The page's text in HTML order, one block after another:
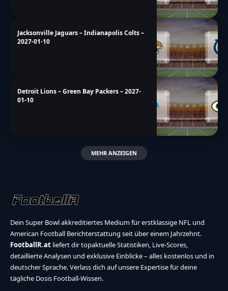
Jacksonville Jaguars – Indianapolis Colts –
2027-01-10
Detroit Lions – Green Bay Packers – 2027-
01-10
MEHR ANZEIGEN
Dein Super Bowl akkreditiertes Medium für erstklassige NFL und
American Football Berichterstattung seit über einem Jahrzehnt.
FootballR.at liefert dir topaktuelle Statistiken, Live-Scores,
detaillierte Analysen und exklusive Einblicke – alles kostenlos und in
deutscher Sprache. Verlass dich auf unsere Expertise für deine
tägliche Dosis Football-Wissen.